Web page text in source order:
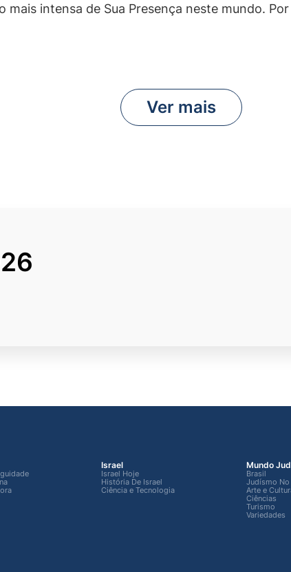
mais intensa de Sua Presença neste mundo.
Ver mais
Israel
Israel Hoje
História De Israel
Ciência e Tecnologia
Mundo
Brasil
Judísmo No
Arte e
Ciências
Turismo
Variedades